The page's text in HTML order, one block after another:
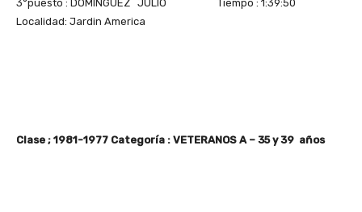
3°puesto : DOMINGUEZ JULIO Tiempo : 1:39:50
Localidad: Jardin America
Clase ; 1981-1977 Categoría : VETERANOS A – 35 y 39 años